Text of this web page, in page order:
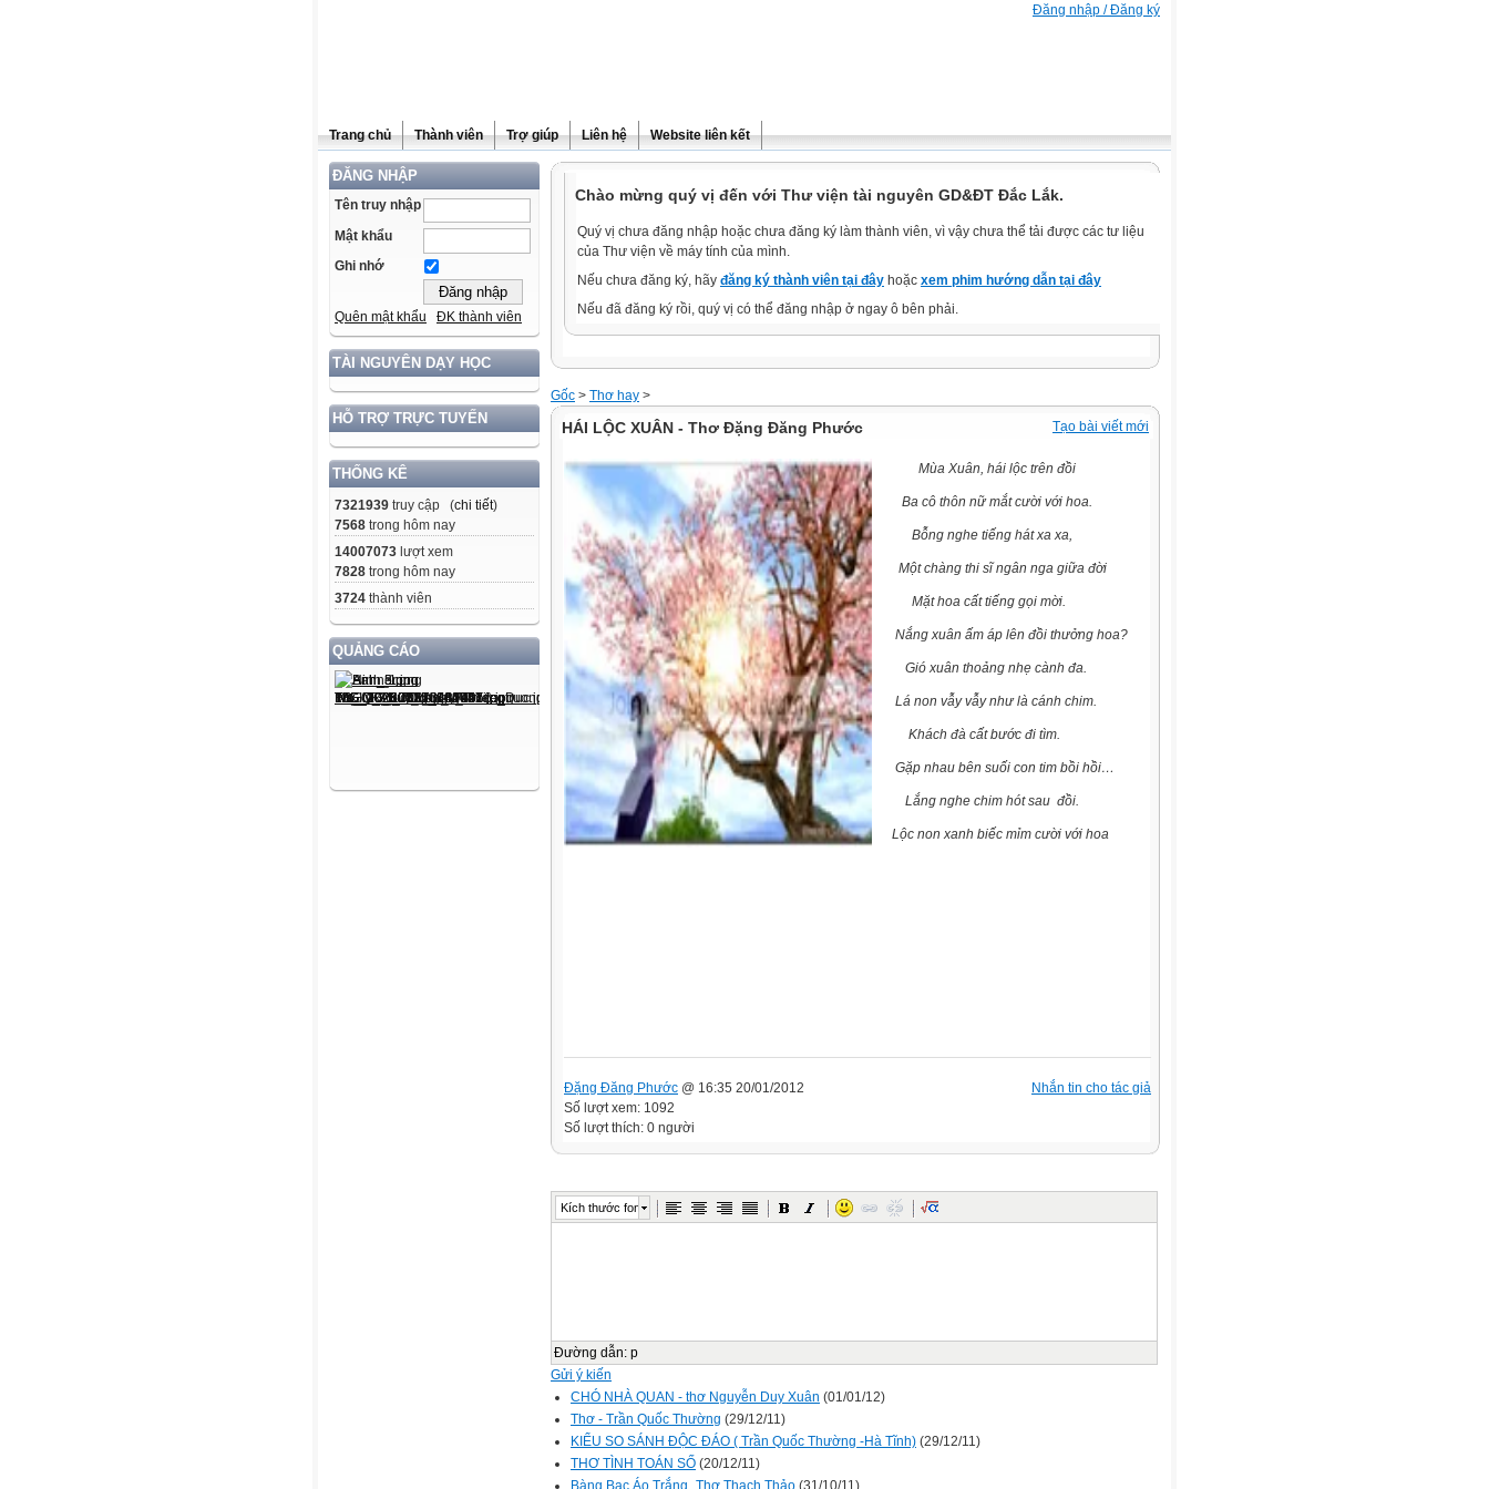
Đăng nhập / Đăng ký
Trang chủ Thành viên Trợ giúp Liên hệ Website liên kết
ĐĂNG NHẬP
Tên truy nhập
Mật khẩu
Ghi nhớ
Quên mật khẩu ĐK thành viên
TÀI NGUYÊN DẠY HỌC
HỖ TRỢ TRỰC TUYẾN
THỐNG KÊ
7321939 truy cập (chi tiết)
7568 trong hôm nay
14007073 lượt xem
7828 trong hôm nay
3724 thành viên
QUẢNG CÁO
Chào mừng quý vị đến với Thư viện tài nguyên GD&ĐT Đắc Lắk.
Quý vị chưa đăng nhập hoặc chưa đăng ký làm thành viên, vì vậy chưa thể tải được các tư liệu
của Thư viện về máy tính của mình.
Nếu chưa đăng ký, hãy đăng ký thành viên tại đây hoặc xem phim hướng dẫn tại đây
Nếu đã đăng ký rồi, quý vị có thể đăng nhập ở ngay ô bên phải.
Gốc > Thơ hay >
Tạo bài viết mới
HÁI LỘC XUÂN - Thơ Đặng Đăng Phước
Mùa Xuân, hái lộc trên đồi
Ba cô thôn nữ mắt cười với hoa.
Bỗng nghe tiếng hát xa xa,
Một chàng thi sĩ ngân nga giữa đời
Mặt hoa cất tiếng gọi mời.
Nắng xuân ấm áp lên đồi thưởng hoa?
Gió xuân thoảng nhẹ cành đa.
Lá non vẫy vẫy như là cánh chim.
Khách đà cất bước đi tìm.
Gặp nhau bên suối con tim bồi hồi…
Lắng nghe chim hót sau đồi.
Lộc non xanh biếc mỉm cười với hoa
Nhắn tin cho tác giả
Đặng Đăng Phước @ 16:35 20/01/2012
Số lượt xem: 1092
Số lượt thích: 0 người
Kích thước font
Đường dẫn: p
Gửi ý kiến
CHÓ NHÀ QUAN - thơ Nguyễn Duy Xuân (01/01/12)
Thơ - Trần Quốc Thường (29/12/11)
KIỂU SO SÁNH ĐỘC ĐÁO ( Trần Quốc Thường -Hà Tĩnh) (29/12/11)
THƠ TÌNH TOÁN SỐ (20/12/11)
Bàng Bạc Áo Trắng_Thơ Thạch Thảo (31/10/11)